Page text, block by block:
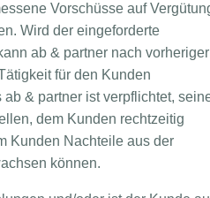
Vorschüsse auf
Wird der eingeforderte
ab & partner nach vorheriger
für den Kunden
& partner ist verpflichtet,
dem Kunden rechtzeitig
Kunden Nachteile aus der
können.